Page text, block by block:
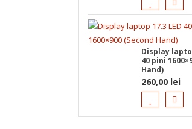
Display
40 pini
Hand)
260,00 lei